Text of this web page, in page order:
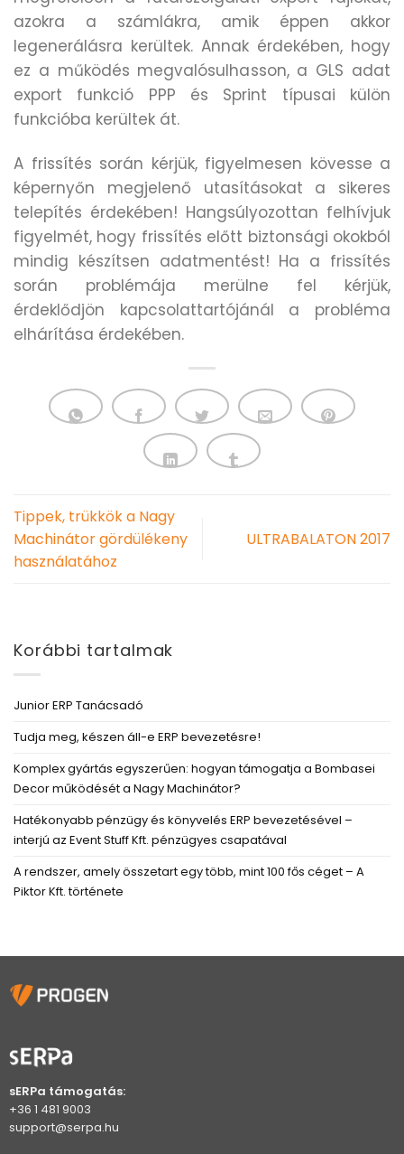
azokra a számlákra, amik éppen akkor
legenerálásra kerültek. Annak érdekében, hogy
ez a működés megvalósulhasson, a GLS adat
export funkció PPP és Sprint típusai külön
funkcióba kerültek át.
A frissítés során kérjük, figyelmesen kövesse a
képernyőn megjelenő utasításokat a sikeres
telepítés érdekében! Hangsúlyozottan felhívjuk
figyelmét, hogy frissítés előtt biztonsági okokból
mindig készítsen adatmentést! Ha a frissítés
során problémája merülne fel kérjük,
érdeklődjön kapcsolattartójánál a probléma
elhárítása érdekében.
Tippek, trükkök a Nagy
Machinátor gördülékeny
használatához
ULTRABALATON 2017
Korábbi tartalmak
Junior ERP Tanácsadó
Tudja meg, készen áll-e ERP bevezetésre!
Komplex gyártás egyszerűen: hogyan támogatja a Bombasei
Decor működését a Nagy Machinátor?
Hatékonyabb pénzügy és könyvelés ERP bevezetésével –
interjú az Event Stuff Kft. pénzügyes csapatával
A rendszer, amely összetart egy több, mint 100 fős céget – A
Piktor Kft. története
sERPa támogatás:
+36 1 481 9003
support@serpa.hu